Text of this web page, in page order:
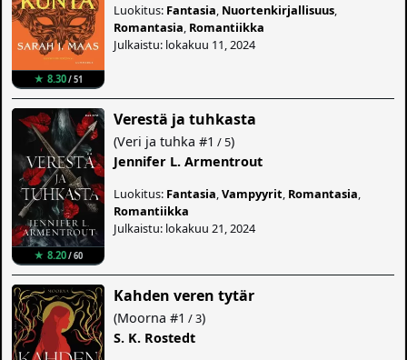
★ 8.30/ 51
Luokitus: Fantasia Nuortenkirjallisuus
Romantasia Romantiikka
Julkaistu: lokakuu 11, 2024
★ 8.20/ 60
Verestä ja tuhkasta
(Veri ja tuhka #1 / 5)
Jennifer L. Armentrout
Luokitus: Fantasia ,Vampyyrit Romantasia
Romantiikka
Julkaistu: lokakuu 21, 2024
Kahden veren tytär
(Moorna #1 / 3)
S. K. Rostedt